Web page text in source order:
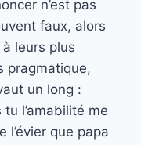
n’est pas
faux, alors
leurs plus
pragmatique,
un long :
l’amabilité me
l’évier que papa